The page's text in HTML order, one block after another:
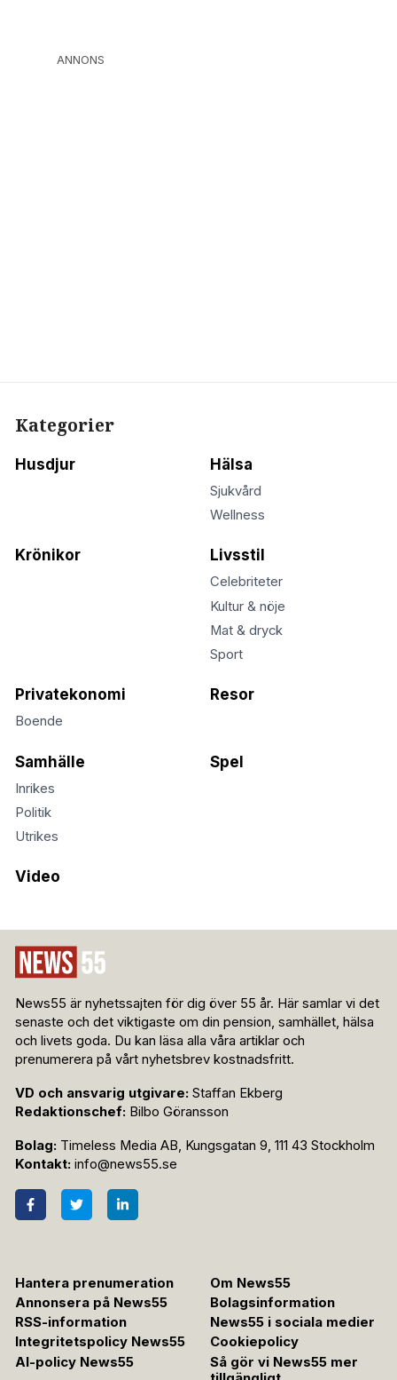
ANNONS
Kategorier
Husdjur Hälsa
Sjukvård
Wellness
Krönikor Livsstil
Celebriteter
Kultur & nöje
Mat & dryck
Sport
Privatekonomi
Boende
Resor
Samhälle
Inrikes
Politik
Utrikes
Spel
Video
News55 är nyhetssajten för dig över 55 år. Här samlar vi det
senaste och det viktigaste om din pension, samhället, hälsa
och livets goda. Du kan läsa alla våra artiklar och
prenumerera på vårt nyhetsbrev kostnadsfritt.
VD och ansvarig utgivare: Staffan Ekberg
Redaktionschef: Bilbo Göransson
Bolag: Timeless Media AB, Kungsgatan 9, 111 43 Stockholm
Kontakt: info@news55.se
Hantera prenumeration
Om News55
Annonsera på News55
Bolagsinformation
RSS-information
News55 i sociala medier
Integritetspolicy News55
Cookiepolicy
AI-policy News55
Så gör vi News55 mer